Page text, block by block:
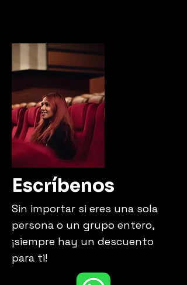
Escríbenos
Sin importar si eres una sola
persona o un grupo entero,
¡siempre hay un descuento
para ti!